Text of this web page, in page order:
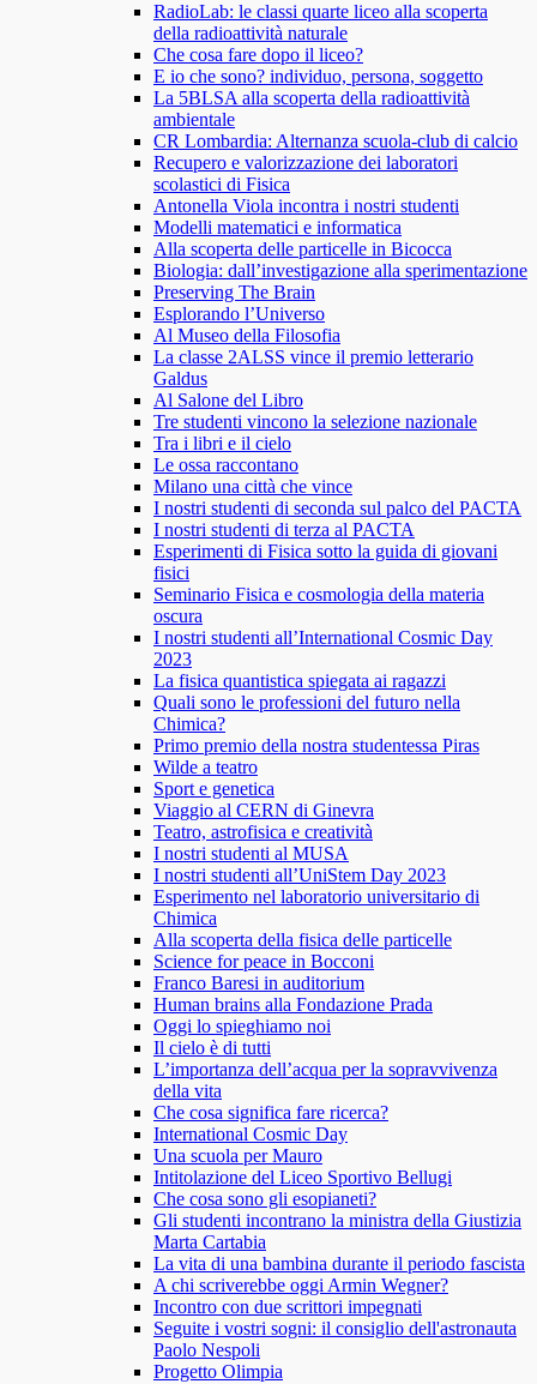
RadioLab: le classi quarte liceo alla scoperta
della radioattività naturale
Che cosa fare dopo il liceo?
E io che sono? individuo, persona, soggetto
La 5BLSA alla scoperta della radioattività
ambientale
CR Lombardia: Alternanza scuola-club di calcio
Recupero e valorizzazione dei laboratori
scolastici di Fisica
Antonella Viola incontra i nostri studenti
Modelli matematici e informatica
Alla scoperta delle particelle in Bicocca
Biologia: dall’investigazione alla sperimentazione
Preserving The Brain
Esplorando l’Universo
Al Museo della Filosofia
La classe 2ALSS vince il premio letterario
Galdus
Al Salone del Libro
Tre studenti vincono la selezione nazionale
Tra i libri e il cielo
Le ossa raccontano
Milano una città che vince
I nostri studenti di seconda sul palco del PACTA
I nostri studenti di terza al PACTA
Esperimenti di Fisica sotto la guida di giovani
fisici
Seminario Fisica e cosmologia della materia
oscura
I nostri studenti all’International Cosmic Day
2023
La fisica quantistica spiegata ai ragazzi
Quali sono le professioni del futuro nella
Chimica?
Primo premio della nostra studentessa Piras
Wilde a teatro
Sport e genetica
Viaggio al CERN di Ginevra
Teatro, astrofisica e creatività
I nostri studenti al MUSA
I nostri studenti all’UniStem Day 2023
Esperimento nel laboratorio universitario di
Chimica
Alla scoperta della fisica delle particelle
Science for peace in Bocconi
Franco Baresi in auditorium
Human brains alla Fondazione Prada
Oggi lo spieghiamo noi
Il cielo è di tutti
L’importanza dell’acqua per la sopravvivenza
della vita
Che cosa significa fare ricerca?
International Cosmic Day
Una scuola per Mauro
Intitolazione del Liceo Sportivo Bellugi
Che cosa sono gli esopianeti?
Gli studenti incontrano la ministra della Giustizia
Marta Cartabia
La vita di una bambina durante il periodo fascista
A chi scriverebbe oggi Armin Wegner?
Incontro con due scrittori impegnati
Seguite i vostri sogni: il consiglio dell'astronauta
Paolo Nespoli
Progetto Olimpia